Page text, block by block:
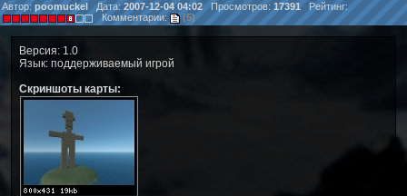
Автор: poomuckel Дата:2007-12-04 04:02Просмотров: 17391Рейтинг:
Комментарии:
(5)
Версия: 1.0
Язык: поддерживаемый игрой
Скриншоты карты: